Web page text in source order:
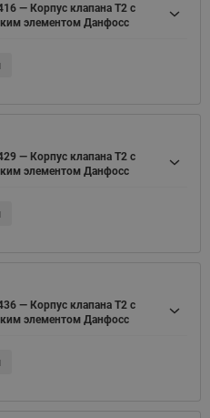
— Корпус клапана T2 с
элементом Данфосс
— Корпус клапана T2 с
элементом Данфосс
— Корпус клапана T2 с
элементом Данфосс